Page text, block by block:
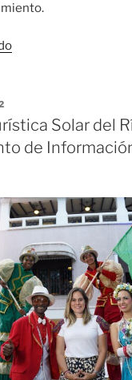
«Acodrés
Gobernadora
del
Cauca
con
platillo’
por
el
impulso
permanente
a
la
Solar del
de